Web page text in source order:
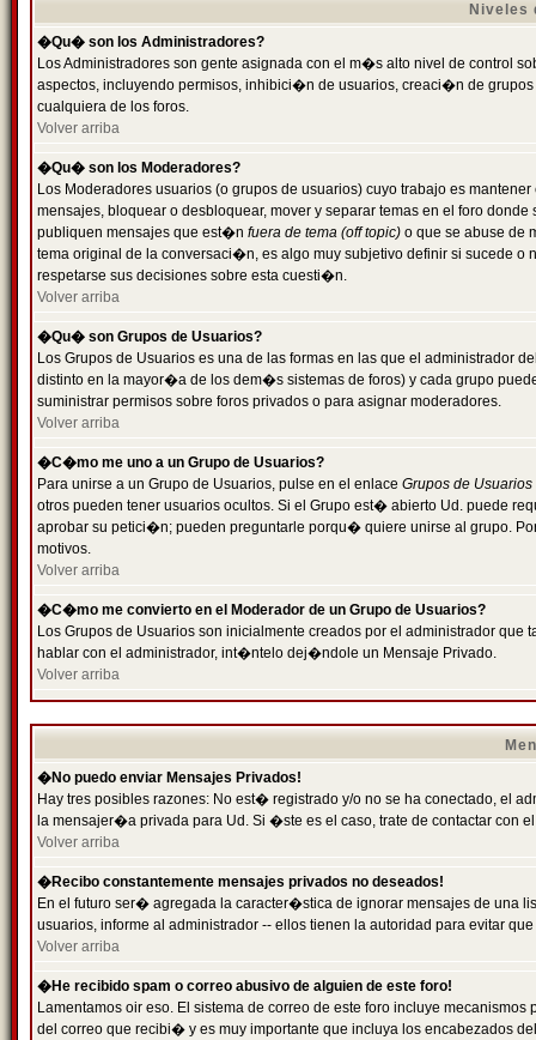
Niveles
�Qu� son los Administradores?
Los Administradores son gente asignada con el m�s alto nivel de control
aspectos, incluyendo permisos, inhibici�n de usuarios, creaci�n de
cualquiera de los foros.
Volver arriba
�Qu� son los Moderadores?
Los Moderadores usuarios (o grupos de usuarios) cuyo trabajo es
mensajes, bloquear o desbloquear, mover y separar temas en el foro
publiquen mensajes que est�n fuera de tema (off topic) o que se abuse de
tema original de la conversaci�n, es algo muy subjetivo definir si sucede
respetarse sus decisiones sobre esta cuesti�n.
Volver arriba
�Qu� son Grupos de Usuarios?
Los Grupos de Usuarios es una de las formas en las que el administrador
distinto en la mayor�a de los dem�s sistemas de foros) y cada grupo
suministrar permisos sobre foros privados o para asignar moderadores.
Volver arriba
�C�mo me uno a un Grupo de Usuarios?
Para unirse a un Grupo de Usuarios, pulse en el enlace Grupos de Usuarios
otros pueden tener usuarios ocultos. Si el Grupo est� abierto Ud. puede
aprobar su petici�n; pueden preguntarle porqu� quiere unirse al grupo.
motivos.
Volver arriba
�C�mo me convierto en el Moderador de un Grupo de Usuarios?
Los Grupos de Usuarios son inicialmente creados por el administrador
hablar con el administrador, int�ntelo dej�ndole un Mensaje Privado.
Volver arriba
�No puedo enviar Mensajes Privados!
Hay tres posibles razones: No est� registrado y/o no se ha conectado, el
la mensajer�a privada para Ud. Si �ste es el caso, trate de contactar con
Volver arriba
�Recibo constantemente mensajes privados no deseados!
En el futuro ser� agregada la caracter�stica de ignorar mensajes de una
usuarios, informe al administrador -- ellos tienen la autoridad para evitar
Volver arriba
�He recibido spam o correo abusivo de alguien de este foro!
Lamentamos oir eso. El sistema de correo de este foro incluye
del correo que recibi� y es muy importante que incluya los encabezados